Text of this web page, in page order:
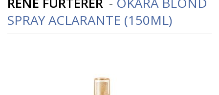
SPRAY ACLARANTE (150ML)